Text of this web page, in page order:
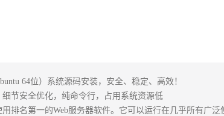
64位）系统源码安装，安全、稳定、高效！
节安全优化，纯命令行，占用系统资源低
用排名第一的Web服务器软件。它可以运行在几乎所有广